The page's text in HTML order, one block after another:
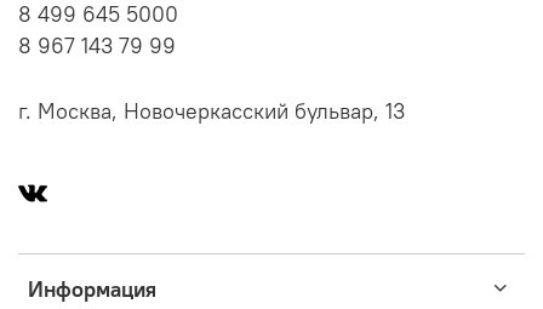
Информация
8 499 645 5000
8 967 143 79 99
г. Москва, Новочеркасский бульвар, 13